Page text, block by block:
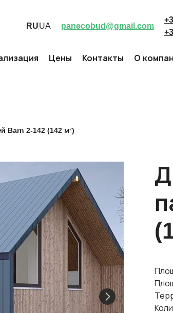
RUUA panecobud@gmail.com
Цены Контакты О
2-142 (142 м²)